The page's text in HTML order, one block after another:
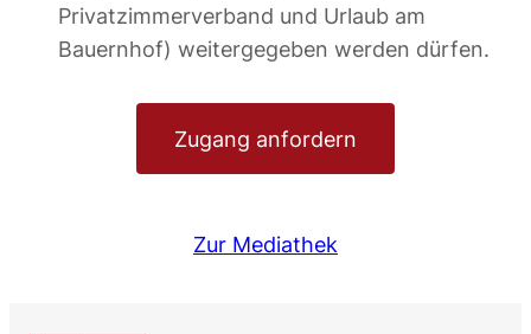
Privatzimmerverband und Urlaub am
Bauernhof) weitergegeben werden dürfen.
Zugang anfordern
Zur Mediathek